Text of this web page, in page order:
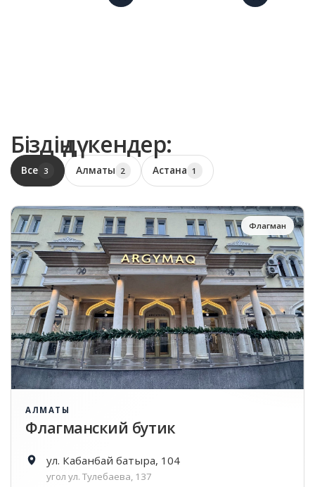
Біздің дүкендер:
Все 3 Алматы 2 Астана 1
Флагман
АЛМАТЫ
Флагманский бутик
ул. Кабанбай батыра, 104
угол ул. Тулебаева, 137